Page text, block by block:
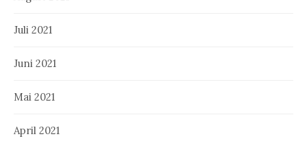
Juli 2021
Juni 2021
Mai 2021
April 2021